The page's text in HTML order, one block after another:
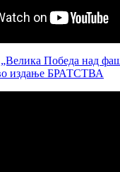
Победа над
издање БРАТСТВА